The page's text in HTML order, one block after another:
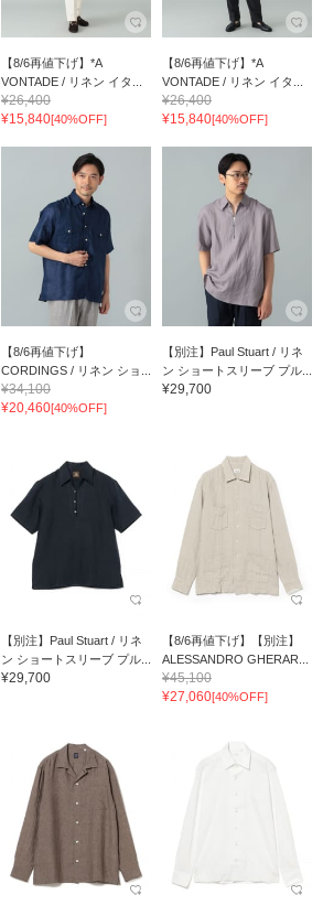
【8/6再値下げ】*A
VONTADE / リネン イタ...
¥26,400
¥15,840[40%OFF]
【8/6再値下げ】*A
VONTADE / リネン イタ...
¥26,400
¥15,840[40%OFF]
【8/6再値下げ】
CORDINGS / リネン ショ...
¥34,100
¥20,460[40%OFF]
【別注】Paul Stuart / リネ
ン ショートスリーブ プル...
¥29,700
【別注】Paul Stuart / リネ
ン ショートスリーブ プル...
¥29,700
【8/6再値下げ】【別注】
ALESSANDRO GHERAR...
¥45,100
¥27,060[40%OFF]